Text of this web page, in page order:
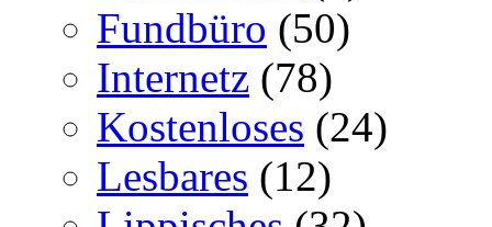
Fundbüro (50)
Internetz (78)
Kostenloses (24)
Lesbares (12)